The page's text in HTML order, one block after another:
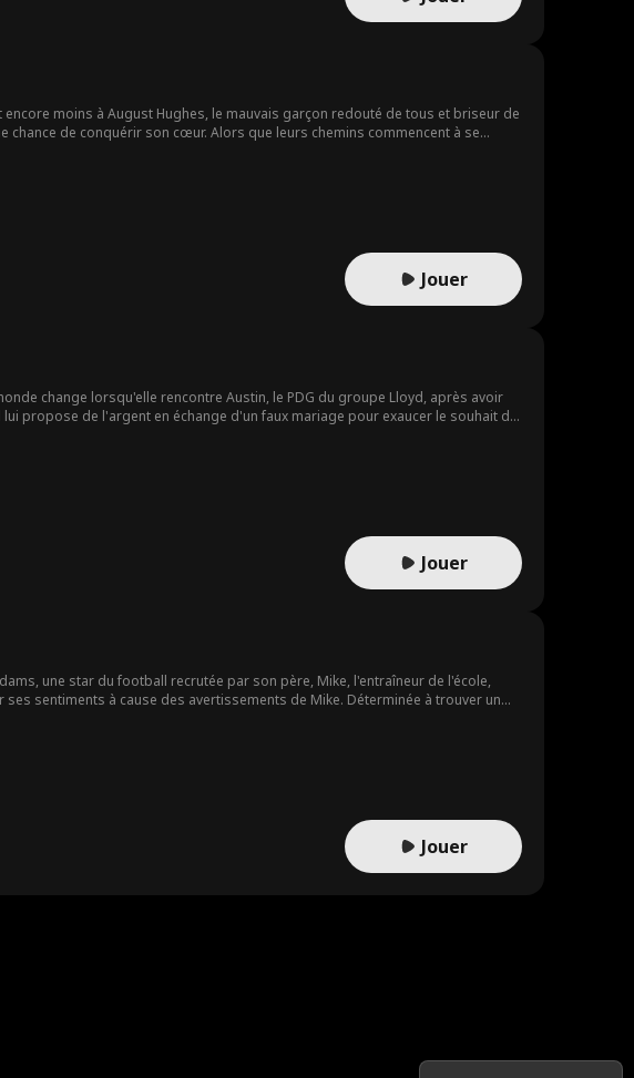
moins à August Hughes, le mauvais garçon redouté de tous et briseur de
de conquérir son cœur. Alors que leurs chemins commencent à se
Jouer
change lorsqu'elle rencontre Austin, le PDG du groupe Lloyd, après avoir
propose de l'argent en échange d'un faux mariage pour exaucer le souhait de
Jouer
une star du football recrutée par son père, Mike, l'entraîneur de l'école,
sentiments à cause des avertissements de Mike. Déterminée à trouver un
Jouer